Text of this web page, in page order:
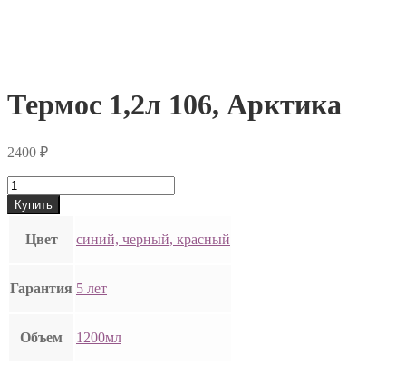
Термос 1,2л 106, Арктика
2400 ₽
Купить
Цвет синий, черный, красный
Гарантия 5 лет
Объем 1200мл